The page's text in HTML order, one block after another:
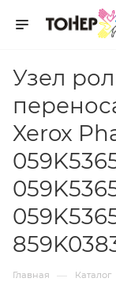
Узел
Xerox
Главная — Каталог